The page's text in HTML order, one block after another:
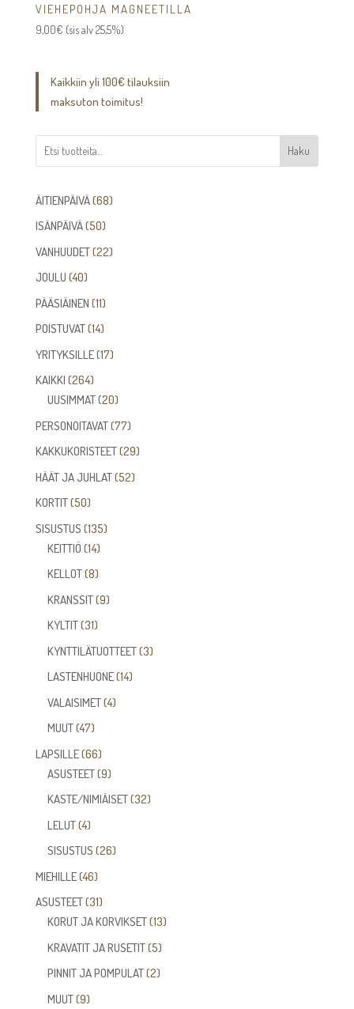
VIEHEPOHJA MAGNEETILLA
9,00€ (sis alv 25,5%)
Kaikkiin yli 100€ tilauksiin
maksuton toimitus!
Haku
ÄITIENPÄIVÄ 6868
ISÄNPÄIVÄ 5050
tuotetta
VANHUUDET 2222
JOULU 4040
tuotetta
PÄÄSIÄINEN 1111
tuotetta
POISTUVAT 1414
tuotetta
YRITYKSILLE 1717
KAIKKI 264264
tuotetta
UUSIMMAT 2020
tuotetta
PERSONOITAVAT 7777
tuotetta
KAKKUKORISTEET 2929
HÄÄT JA JUHLAT 5252
KORTIT 5050
tuotetta
SISUSTUS 135135
KEITTIÖ 1414
tuotetta
KELLOT 88
tuotetta
KRANSSIT 99
KYLTIT 3131
tuotetta
KYNTTILÄTUOTTEET 33
LASTENHUONE 1414
VALAISIMET 44
MUUT 4747
tuotetta
LAPSILLE 6666
tuotetta
ASUSTEET 99
tuotetta
KASTE/NIMIÄISET 3232
LELUT 44
tuotetta
SISUSTUS 2626
MIEHILLE 4646
tuotetta
ASUSTEET 3131
tuotetta
KORUT JA KORVIKSET 1313
KRAVATIT JA RUSETIT 55
tuotetta
PINNIT JA POMPULAT 22
MUUT 99